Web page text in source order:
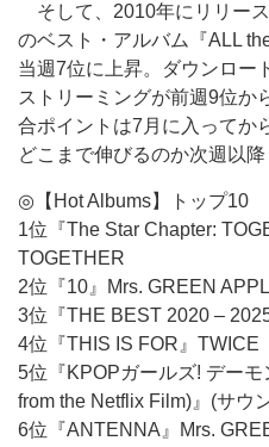
そして、2010年にリリー
のベスト・アルバム『ALL
当週7位に上昇。ダウンロー
ストリーミングが前週9位か
合ポイントは7月に入ってか
どこまで伸びるのか次週以降
◎【Hot Albums】トップ10
1位『The Star Chapter:
TOGETHER
2位『10』Mrs. GREEN
3位『THE BEST 2020 –
4位『THIS IS FOR』TWICE
5位『KPOPガールズ! デー
from the Netflix Film)』(サウ
6位『ANTENNA』Mrs.